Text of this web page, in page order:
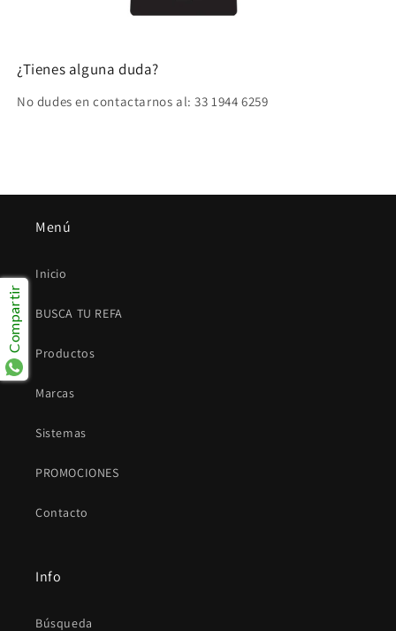
¿Tienes alguna duda?
No dudes en contactarnos al: 33 1944 6259
Menú
Inicio
BUSCA TU REFA
Productos
Marcas
Sistemas
PROMOCIONES
Contacto
Info
Búsqueda
Compartir